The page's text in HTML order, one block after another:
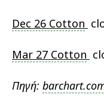
Dec 26 Cotton
Mar 27 Cotton
Πηγή: